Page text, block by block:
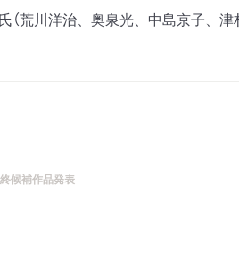
（荒川洋治、奥泉光、中島京子、
候補作品発表